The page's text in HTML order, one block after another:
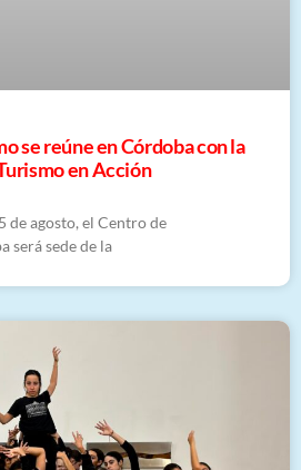
se reúne en Córdoba con la
en Acción
de agosto, el Centro de
será sede de la